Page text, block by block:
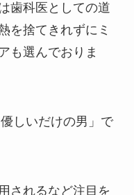
歯科医としての道
を捨てきれずにミ
も選んでおりま
しいだけの男」で
されるなど注目を